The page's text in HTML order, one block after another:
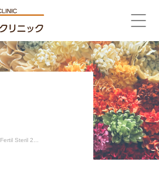
Fertil Steril 2...